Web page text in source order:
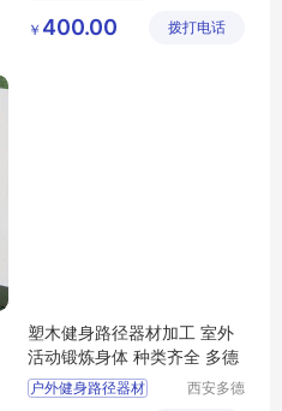
有限公司
￥ 400.00 拨打电话
塑木健身路径器材加工 室外
活动锻炼身体 种类齐全 多德
户外健身路径器材
西安多德